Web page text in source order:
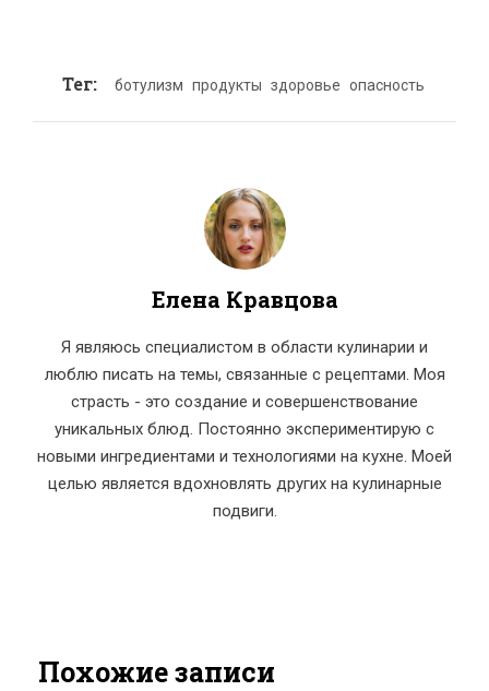
Тег: ботулизм продукты здоровье опасность
Елена Кравцова
Я являюсь специалистом в области кулинарии и
люблю писать на темы, связанные с рецептами. Моя
страсть - это создание и совершенствование
уникальных блюд. Постоянно экспериментирую с
новыми ингредиентами и технологиями на кухне. Моей
целью является вдохновлять других на кулинарные
подвиги.
Похожие записи